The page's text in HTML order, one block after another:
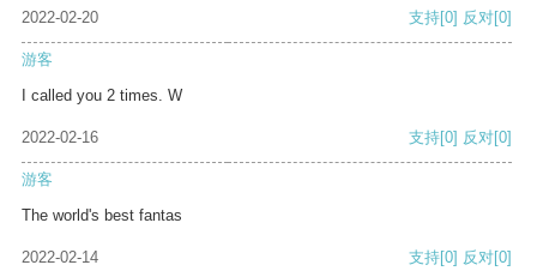
2022-02-20 支持[0] 反对[0]
游客
I called you 2 times. W
2022-02-16 支持[0] 反对[0]
游客
The world's best fantas
2022-02-14 支持[0] 反对[0]